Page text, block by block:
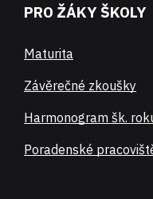
PRO ŽÁKY ŠKOLY
Maturita
Závěrečné zkoušky
Harmonogram šk.
Poradenské